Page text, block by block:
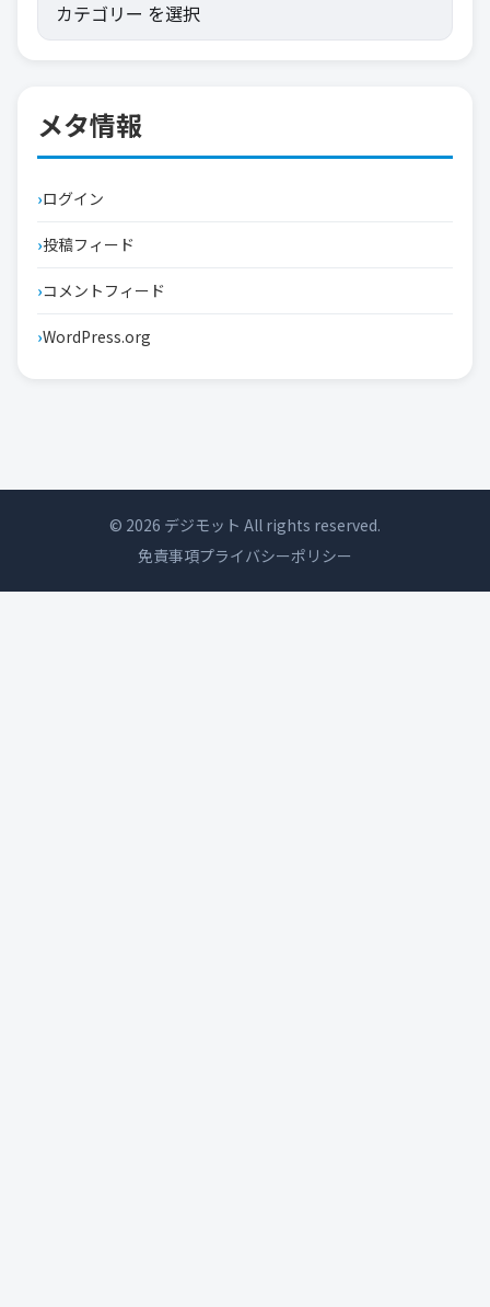
メタ情報
ログイン
投稿フィード
コメントフィード
WordPress.org
© 2026 デジモット All rights reserved.
免責事項プライバシーポリシー